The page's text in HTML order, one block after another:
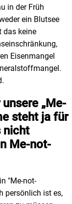
in der Früh
ein Blutsee
das keine
Eisenmangel
„Me-
steht ja für
nicht
Me-not-
"Me-not-
persönlich ist es,